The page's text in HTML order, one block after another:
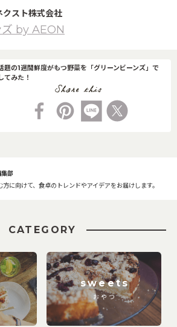
スト株式会社
ズ by AEON
題の1週間鮮度がもつ野菜を「グリーンビーンズ」で
てみた！
部
に向けて、食卓のトレンドやアイデアをお届けします。
CATEGORY
sweets
おやつ